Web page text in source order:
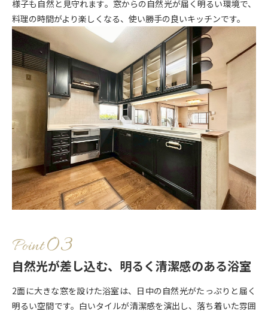
様子も自然と見守れます。窓からの自然光が届く明るい環境で、
料理の時間がより楽しくなる、使い勝手の良いキッチンです。
Point
自然光が差し込む、明るく清潔感のある浴室
2面に大きな窓を設けた浴室は、日中の自然光がたっぷりと届く
明るい空間です。白いタイルが清潔感を演出し、落ち着いた雰囲